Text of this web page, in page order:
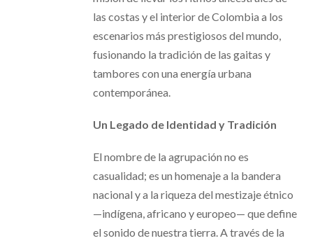
las costas y el interior de Colombia a los
escenarios más prestigiosos del mundo,
fusionando la tradición de las gaitas y
tambores con una energía urbana
contemporánea.
Un Legado de Identidad y Tradición
El nombre de la agrupación no es
casualidad; es un homenaje a la bandera
nacional y a la riqueza del mestizaje étnico
—indígena, africano y europeo— que define
el sonido de nuestra tierra. A través de la